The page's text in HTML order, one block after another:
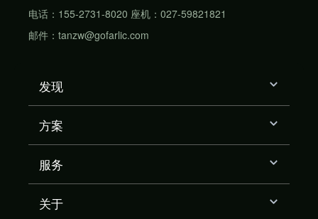
电话：155-2731-8020 座机：027-59821821
邮件：tanzw@gofarlic.com
发现
方案
服务
关于